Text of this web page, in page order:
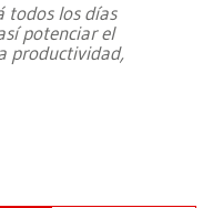
todos los días
potenciar el
productividad,